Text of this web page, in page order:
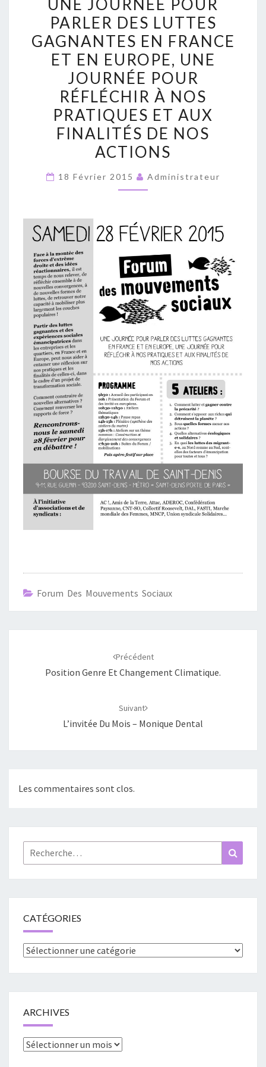
JOURNÉE
POUR
PARLER
DES
LUTTES
GAGNANTES
EN
FRANCE
ET
EN
UNE
RÉFLÉCHIR
NOS
PRATIQUES
ET
AUX
FINALITÉS
DE
NOS
ACTIONS
UNE JOURNÉE POUR
PARLER DES LUTTES
GAGNANTES EN FRANCE
ET EN EUROPE, UNE
JOURNÉE POUR
RÉFLÉCHIR À NOS
PRATIQUES ET AUX
FINALITÉS DE NOS
ACTIONS
18 Février 2015 Administrateur
Forum Des Mouvements Sociaux
Précédent
Position Genre Et Changement Climatique.
Suivant
L’invitée Du Mois – Monique Dental
Les commentaires sont clos.
Rechercher :
CATÉGORIES
Catégories
ARCHIVES
Archives